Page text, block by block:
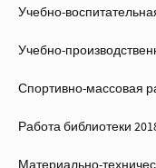
Учебно-
Учебно-
Спортивно-массовая
Работа библиотеки